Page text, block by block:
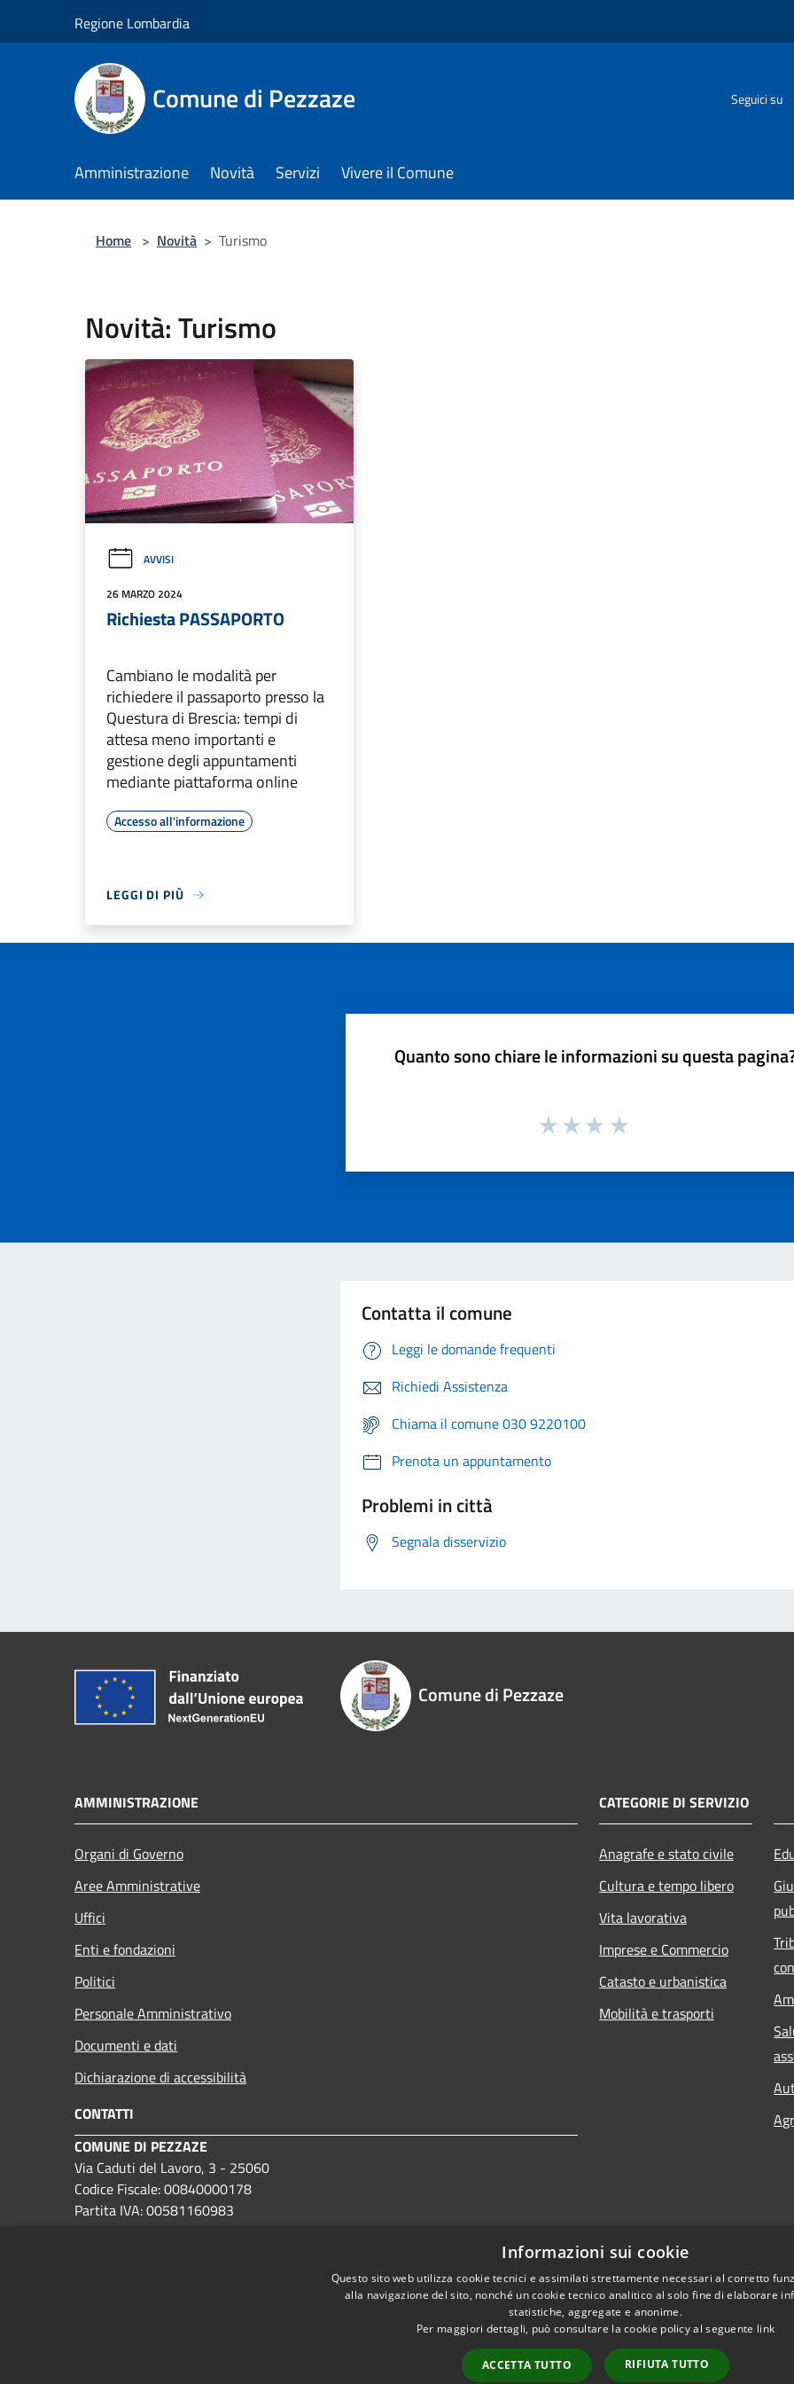
Regione Lombardia
Comune di Pezzaze Seguici su
Amministrazione Novità Servizi Vivere il Comune
Home > Novità > Turismo
Novità: Turismo
AVVISI
26 MARZO 2024
Richiesta PASSAPORTO
Cambiano le modalità per
richiedere il passaporto presso la
Questura di Brescia: tempi di
attesa meno importanti e
gestione degli appuntamenti
mediante piattaforma online
Accesso all'informazione
LEGGI DI PIÙ
Quanto sono chiare le informazioni su questa
Contatta il comune
Leggi le domande frequenti
Richiedi Assistenza
Chiama il comune 030 9220100
Prenota un appuntamento
Problemi in città
Segnala disservizio
Comune di Pezzaze
AMMINISTRAZIONE
Organi di Governo
Aree Amministrative
Uffici
Enti e fondazioni
Politici
Personale Amministrativo
Documenti e dati
Dichiarazione di accessibilità
CONTATTI
COMUNE DI PEZZAZE
Via Caduti del Lavoro, 3 - 25060
Codice Fiscale: 00840000178
Partita IVA: 00581160983
CATEGORIE DI SERVIZIO
Anagrafe e stato civile
Cultura e tempo libero
Vita lavorativa
Imprese e Commercio
Catasto e urbanistica
Mobilità e trasporti
Informazioni sui cookie
Questo sito web utilizza cookie tecnici e assimilati strettamente necessari al corretto
alla navigazione del sito, nonché un cookie tecnico analitico al solo fine di elaborare
statistiche, aggregate e anonime.
Per maggiori dettagli, può consultare la cookie policy al seguente link
ACCETTA TUTTO RIFIUTA TUTTO